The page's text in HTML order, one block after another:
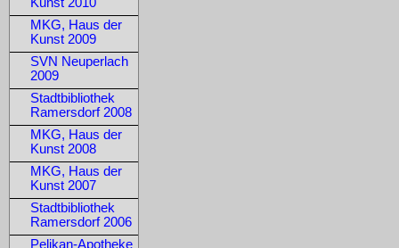
Kunst 2010
MKG, Haus der
Kunst 2009
SVN Neuperlach
2009
Stadtbibliothek
Ramersdorf 2008
MKG, Haus der
Kunst 2008
MKG, Haus der
Kunst 2007
Stadtbibliothek
Ramersdorf 2006
Pelikan-Apotheke